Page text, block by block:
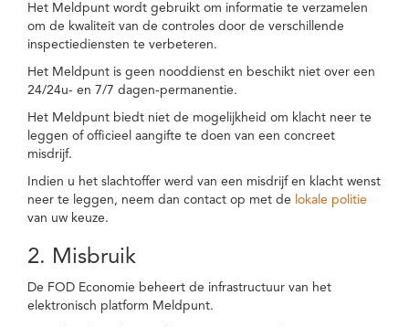
Het Meldpunt wordt gebruikt om informatie te verzamelen
om de kwaliteit van de controles door de verschillende
inspectiediensten te verbeteren.
Het Meldpunt is geen nooddienst en beschikt niet over een
24/24u- en 7/7 dagen-permanentie.
Het Meldpunt biedt niet de mogelijkheid om klacht neer te
leggen of officieel aangifte te doen van een concreet
misdrijf.
Indien u het slachtoffer werd van een misdrijf en klacht wenst
neer te leggen, neem dan contact op met de lokale politie
van uw keuze.
2. Misbruik
De FOD Economie beheert de infrastructuur van het
elektronisch platform Meldpunt.